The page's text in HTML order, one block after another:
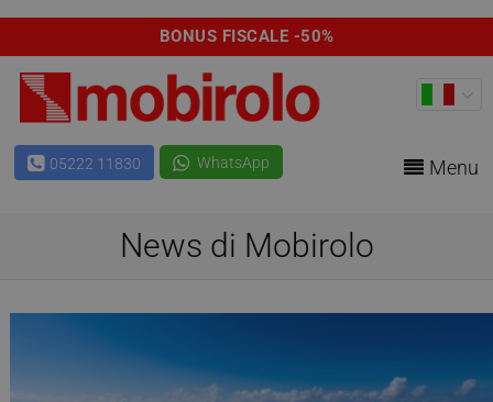
BONUS FISCALE -50%
05222 11830 WhatsApp Menu
News di Mobirolo